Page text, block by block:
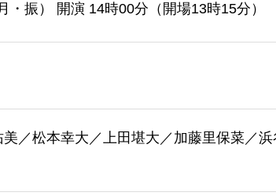
・振） 開演 14時00分（開場13時15分）
／松本幸大／上田堪大／加藤里保菜／